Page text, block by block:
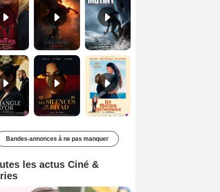
Les Silences de Riyad Bande-annonce VO STFR Les Matins merveilleux Bande-annonce VF
Bandes-annonces à ne pas manquer
les actus Ciné &